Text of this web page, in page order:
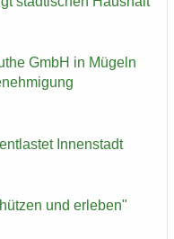
GmbH in Mü­geln
In­nen­stadt
und er­le­ben"